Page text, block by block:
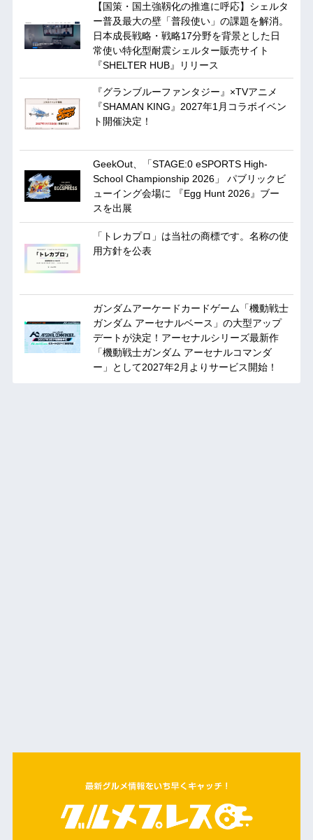
【国策・国土強靱化の推進に呼応】シェルタ
ー普及最大の壁「普段使い」の課題を解消。
日本成長戦略・戦略17分野を背景とした日
常使い特化型耐震シェルター販売サイト
『SHELTER HUB』リリース
『グランブルーファンタジー』×TVアニメ
『SHAMAN KING』2027年1月コラボイベン
ト開催決定！
GeekOut、「STAGE:0 eSPORTS High-
School Championship 2026」 パブリックビ
ューイング会場に 『Egg Hunt 2026』ブー
スを出展
「トレカプロ」は当社の商標です。名称の使
用方針を公表
ガンダムアーケードカードゲーム「機動戦士
ガンダム アーセナルベース」の大型アップ
デートが決定！アーセナルシリーズ最新作
「機動戦士ガンダム アーセナルコマンダ
ー」として2027年2月よりサービス開始！